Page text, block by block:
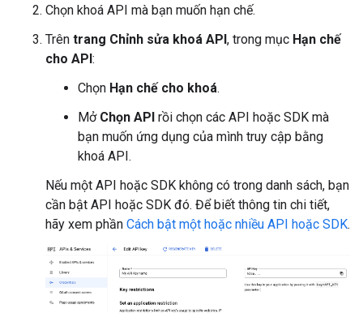
Chọn khoá API mà bạn muốn hạn chế.
Trên trang Chỉnh sửa khoá API, trong mục Hạn chế
cho API:
Chọn Hạn chế cho khoá.
Mở Chọn API rồi chọn các API hoặc SDK mà
bạn muốn ứng dụng của mình truy cập bằng
khoá API.
Nếu một API hoặc SDK không có trong danh sách, bạn
cần bật API hoặc SDK đó. Để biết thông tin chi tiết,
hãy xem phần Cách bật một hoặc nhiều API hoặc SDK.